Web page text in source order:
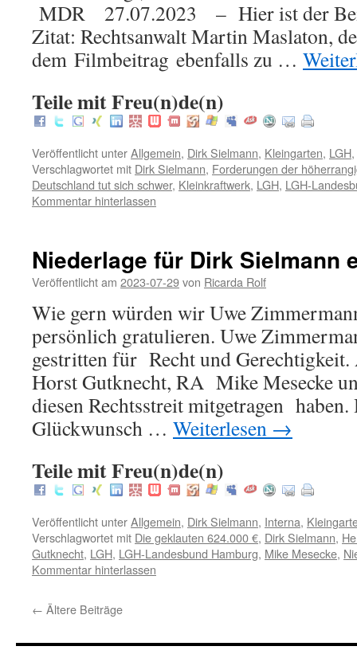
MDR 27.07.2023 – Hier ist der
Zitat: Rechtsanwalt Martin Maslaton,
dem Filmbeitrag ebenfalls zu …
Teile mit Freu(n)de(n)
Veröffentlicht unterAllgemein, Dirk Sielmann, Kleingarten, LGH,
Verschlagwortet mit Dirk Sielmann, Forderungen der
Deutschland tut sich schwer, Kleinkraftwerk, LGH, LGH-
Kommentar hinterlassen
Niederlage für Dirk Sielmann
Veröffentlicht am 2023-07-29von Ricarda Rolf
Wie gern würden wir Uwe
persönlich gratulieren. Uwe
gestritten für Recht und Gerechtigkeit.
Horst Gutknecht, RA Mike Mesecke
diesen Rechtsstreit mitgetragen
Glückwunsch … Weiterlesen →
Teile mit Freu(n)de(n)
Veröffentlicht unterAllgemein, Dirk Sielmann, Interna,
Verschlagwortet mit Die geklauten 624.000 €, Dirk Sielmann,
Gutknecht, LGH, LGH-Landesbund Hamburg, Mike Mesecke,
Kommentar hinterlassen
← Ältere Beiträge